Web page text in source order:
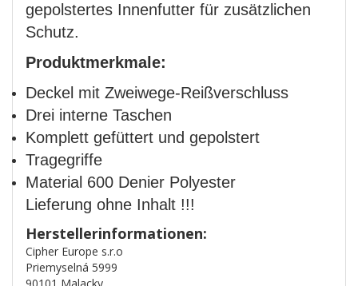
gepolstertes Innenfutter für zusätzlichen
Schutz.
Produktmerkmale:
Deckel mit Zweiwege-Reißverschluss
Drei interne Taschen
Komplett gefüttert und gepolstert
Tragegriffe
Material 600 Denier Polyester
Lieferung ohne Inhalt !!!
Herstellerinformationen:
Cipher Europe s.r.o
Priemyselná 5999